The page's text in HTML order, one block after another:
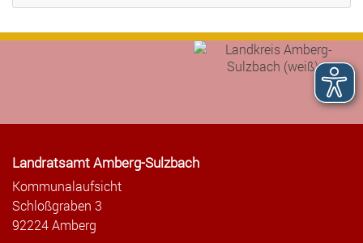
Landratsamt Amberg-Sulzbach
Kommunalaufsicht
Schloßgraben 3
92224 Amberg